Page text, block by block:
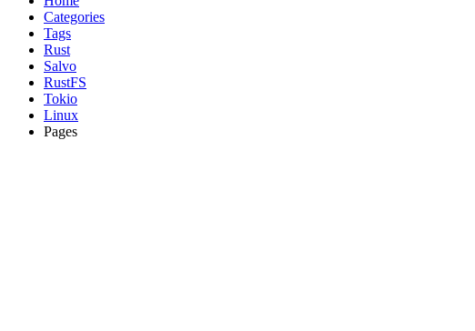
Categories
Tags
Rust
Salvo
RustFS
Tokio
Linux
Pages